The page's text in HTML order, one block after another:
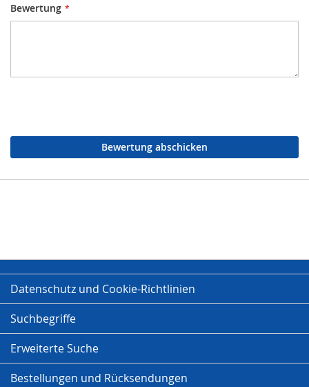
Bewertung
Bewertung abschicken
Datenschutz und Cookie-Richtlinien
Suchbegriffe
Erweiterte Suche
Bestellungen und Rücksendungen